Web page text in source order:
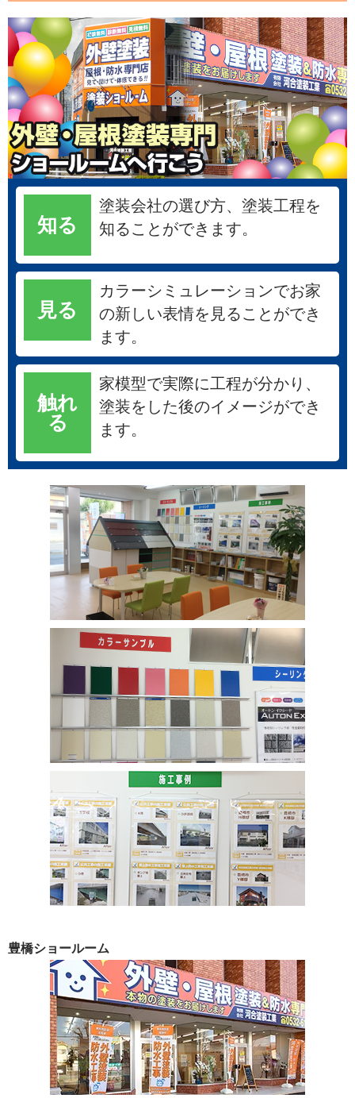
知る
塗装会社の選び方、塗装工程を
知ることができます。
見る
カラーシミュレーションでお家
の新しい表情を見ることができ
ます。
触れ
る
家模型で実際に工程が分かり、
塗装をした後のイメージができ
ます。
豊橋ショールーム